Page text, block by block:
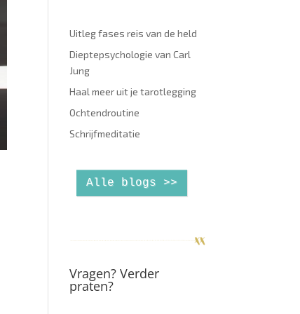
Uitleg fases reis van de held
Dieptepsychologie van Carl
Jung
Haal meer uit je tarotlegging
Ochtendroutine
Schrijfmeditatie
Alle blogs >>
Vragen? Verder
praten?